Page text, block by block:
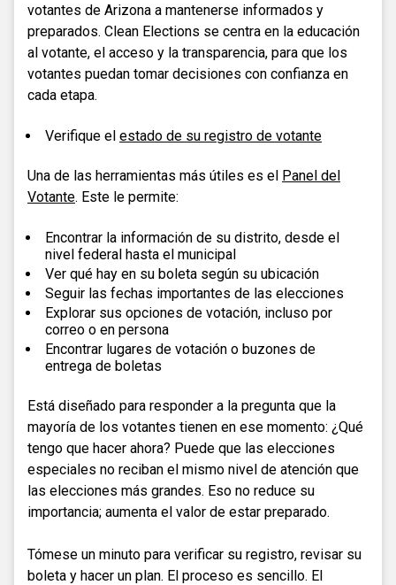
votantes de Arizona a mantenerse informados y
preparados. Clean Elections se centra en la educación
al votante, el acceso y la transparencia, para que los
votantes puedan tomar decisiones con confianza en
cada etapa.
Verifique el estado de su registro de votante
Una de las herramientas más útiles es el Panel del
Votante. Este le permite:
Encontrar la información de su distrito, desde el
nivel federal hasta el municipal
Ver qué hay en su boleta según su ubicación
Seguir las fechas importantes de las elecciones
Explorar sus opciones de votación, incluso por
correo o en persona
Encontrar lugares de votación o buzones de
entrega de boletas
Está diseñado para responder a la pregunta que la
mayoría de los votantes tienen en ese momento: ¿Qué
tengo que hacer ahora? Puede que las elecciones
especiales no reciban el mismo nivel de atención que
las elecciones más grandes. Eso no reduce su
importancia; aumenta el valor de estar preparado.
Tómese un minuto para verificar su registro, revisar su
boleta y hacer un plan. El proceso es sencillo. El